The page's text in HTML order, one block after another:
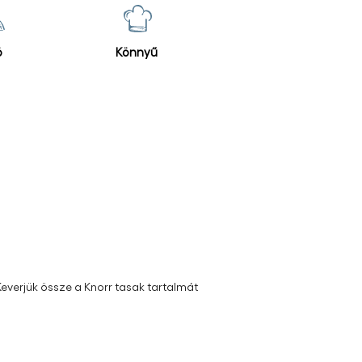
recept segítségével te legyél
össze a Knorr tasak tartalmát